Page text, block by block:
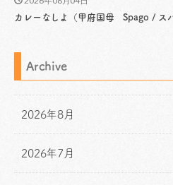
カレーなしよ（甲府国母 Spago / ス
Archive
2026年8月
2026年7月